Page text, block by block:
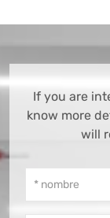
If you are
know more
will